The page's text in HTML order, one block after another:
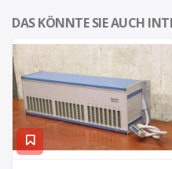
DAS KÖNNTE SIE AUCH